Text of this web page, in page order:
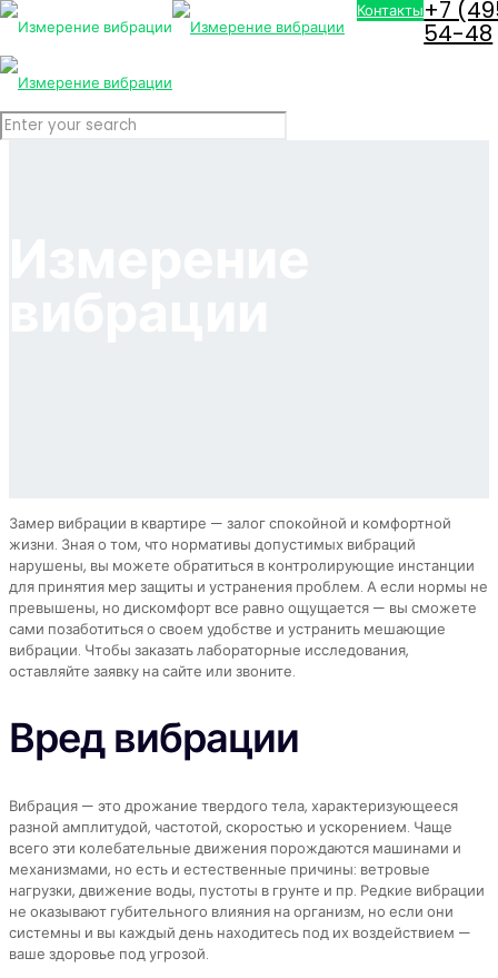
Контакты+7
54-48
Замер вибрации в квартире — залог спокойной и комфортной
жизни. Зная о том, что нормативы допустимых вибраций
нарушены, вы можете обратиться в контролирующие инстанции
для принятия мер защиты и устранения проблем. А если нормы не
превышены, но дискомфорт все равно ощущается — вы сможете
сами позаботиться о своем удобстве и устранить мешающие
вибрации. Чтобы заказать лабораторные исследования,
оставляйте заявку на сайте или звоните.
Вред вибрации
Вибрация — это дрожание твердого тела, характеризующееся
разной амплитудой, частотой, скоростью и ускорением. Чаще
всего эти колебательные движения порождаются машинами и
механизмами, но есть и естественные причины: ветровые
нагрузки, движение воды, пустоты в грунте и пр. Редкие вибрации
не оказывают губительного влияния на организм, но если они
системны и вы каждый день находитесь под их воздействием —
ваше здоровье под угрозой.